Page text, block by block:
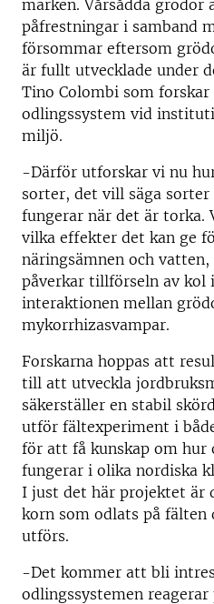
marken. Vårsådda grödor
påfrestningar i samband
försommar eftersom
är fullt utvecklade under
Tino Colombi som
odlingssystem vid
miljö.
-Därför utforskar vi nu
sorter, det vill säga
fungerar när det är torka.
vilka effekter det kan ge
näringsämnen och
påverkar tillförseln av kol
interaktionen mellan
mykorrhizasvampar.
Forskarna hoppas att
till att utveckla
säkerställer en stabil
utför fältexperiment i
för att få kunskap om hur
fungerar i olika nordiska
I just det här projektet är
korn som odlats på fälten
utförs.
-Det kommer att bli
odlingssystemen reagerar